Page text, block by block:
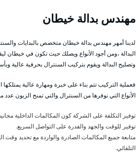
مهندس بدالة خيطان
لدينا أمهر مهندس بدالة خيطان متخصص بالبدايات
البدالة ،ومن أجود الأنواع ويصلك حيث تكون في خيطان
وتصليح البدالة ويقوم بتركيب السنترال بحرفية عالية
فعملية التركيب تتم بناء على خبرة ومهارة عالية يمتلكها
الأنواع التي نوفرها من السنترال والتي تمنح الزبون عدد
توفير التكلفة على الشركة كون المكالمات الداخلية
توفير للوقت والجهد والقدرة على التواصل السريع.
متابعة جميع المكالمات الصادرة والواردة مع تحديد وقت
التلقائي.